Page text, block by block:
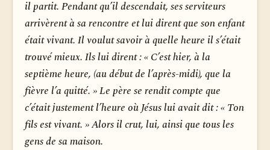
il partit. Pendant qu’il descendait, ses serviteurs
arrivèrent à sa rencontre et lui dirent que son enfant
était vivant. Il voulut savoir à quelle heure il s’était
trouvé mieux. Ils lui dirent : « C’est hier, à la
septième heure, (au début de l’après-midi), que la
fièvre l’a quitté. » Le père se rendit compte que
c’était justement l’heure où Jésus lui avait dit : « Ton
fils est vivant. » Alors il crut, lui, ainsi que tous les
gens de sa maison.